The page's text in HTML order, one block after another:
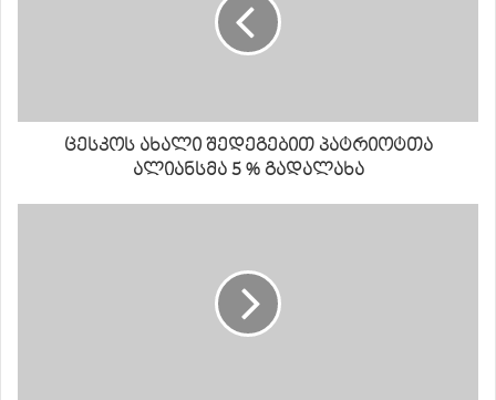
ცესკოს ახალი შედეგებით პატრიოტთა
ალიანსმა 5 % გადალახა